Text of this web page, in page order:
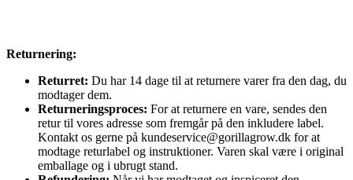
Returnering:
Returret: Du har 14 dage til at returnere varer fra den dag, du
modtager dem.
Returneringsproces: For at returnere en vare, sendes den
retur til vores adresse som fremgår på den inkludere label.
Kontakt os gerne på kundeservice@gorillagrow.dk for at
modtage returlabel og instruktioner. Varen skal være i original
emballage og i ubrugt stand.